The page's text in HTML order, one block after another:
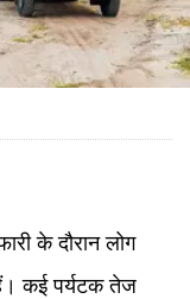
के दौरान लोग
कई पर्यटक तेज